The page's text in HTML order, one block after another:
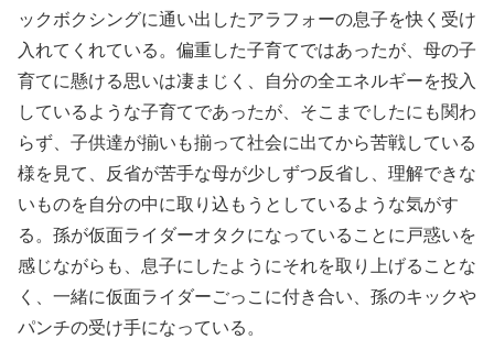
ックボクシングに通い出したアラフォーの息子を快く受け
入れてくれている。偏重した子育てではあったが、母の子
育てに懸ける思いは凄まじく、自分の全エネルギーを投入
しているような子育てであったが、そこまでしたにも関わ
らず、子供達が揃いも揃って社会に出てから苦戦している
様を見て、反省が苦手な母が少しずつ反省し、理解できな
いものを自分の中に取り込もうとしているような気がす
る。孫が仮面ライダーオタクになっていることに戸惑いを
感じながらも、息子にしたようにそれを取り上げることな
く、一緒に仮面ライダーごっこに付き合い、孫のキックや
パンチの受け手になっている。